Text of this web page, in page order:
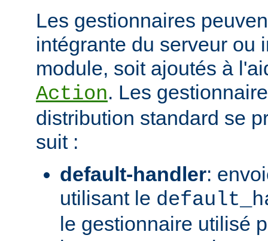
Les gestionnaires
intégrante du serveur ou
module, soit ajoutés à
Action. Les
distribution standard se
suit :
default-handler:
utilisant le
le gestionnaire utilisé